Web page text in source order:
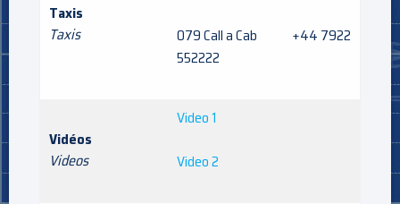
Taxis
Taxis
079 Call a Cab +44 7922
552222
Vidéos
Videos
Video 1
Video 2